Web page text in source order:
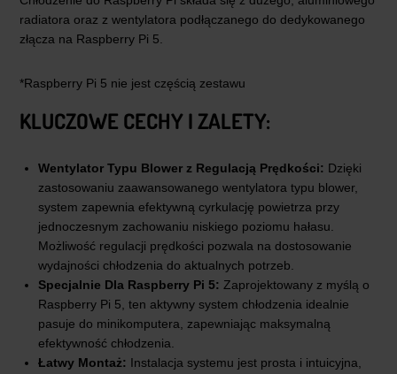
radiatora oraz z wentylatora podłączanego do dedykowanego
złącza na Raspberry Pi 5.
*Raspberry Pi 5 nie jest częścią zestawu
KLUCZOWE CECHY I ZALETY:
Wentylator Typu Blower z Regulacją Prędkości: Dzięki
zastosowaniu zaawansowanego wentylatora typu blower,
system zapewnia efektywną cyrkulację powietrza przy
jednoczesnym zachowaniu niskiego poziomu hałasu.
Możliwość regulacji prędkości pozwala na dostosowanie
wydajności chłodzenia do aktualnych potrzeb.
Specjalnie Dla Raspberry Pi 5: Zaprojektowany z myślą o
Raspberry Pi 5, ten aktywny system chłodzenia idealnie
pasuje do minikomputera, zapewniając maksymalną
efektywność chłodzenia.
Łatwy Montaż: Instalacja systemu jest prosta i intuicyjna,